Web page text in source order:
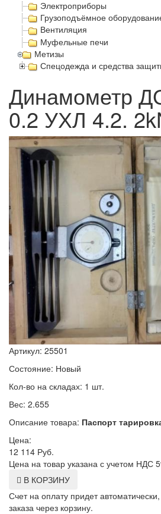
Электроприборы
Грузоподъёмное
Вентиляция
Муфельные печи
Метизы
Спецодежда и средства
Динамометр
0.2 УХЛ 4.2.
Артикул: 25501
Состояние: Новый
Кол-во на складах: 1 шт.
Вес: 2.655
Описание товара: Паспорт
Цена:
12 114 Руб.
Цена на товар указана с учетом НДС
В КОРЗИНУ
Счет на оплату придет
заказа через корзину.